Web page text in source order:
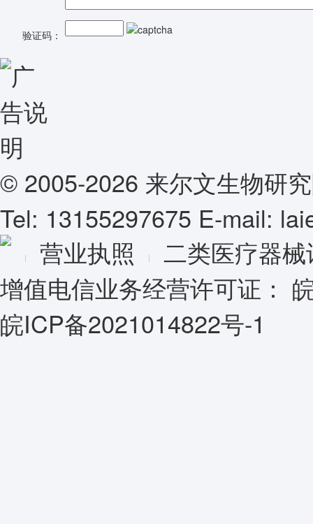
验证码：
© 2005-2026 来尔文生物研
Tel: 13155297675 E-mail:
营业执照
二类医疗器
增值电信业务经营许可证：
皖ICP备2021014822号-1